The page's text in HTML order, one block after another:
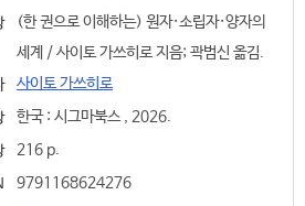
(한 권으로 이해하는) 원자·소립자·양자의
세계 / 사이토 가쓰히로 지음; 곽범신 옮김.
사이토 가쓰히로
한국 : 시그마북스 , 2026.
216 p.
9791168624276